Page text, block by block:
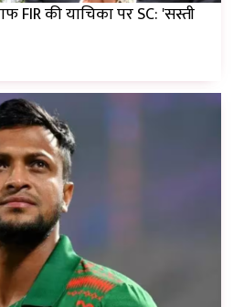
FIR की याचिका पर SC: 'सस्ती